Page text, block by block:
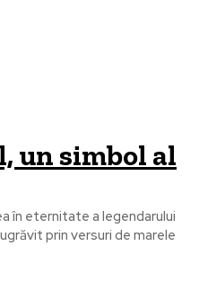
un simbol al
în eternitate a legendarului
prin versuri de marele